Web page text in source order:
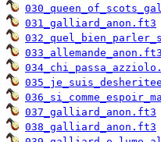
031_galliard_anon.ft3
033_allemande_anon.ft3
037_galliard_anon.ft3
038_galliard_anon.ft3